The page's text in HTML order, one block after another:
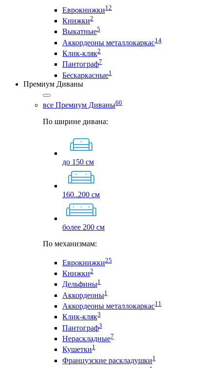
Еврокнижки12
Книжки2
Выкатные5
Аккордеоны металлокаркас14
Клик-кляк2
Пантограф7
Бескаркасные1
Премиум Диваны
все Премиум Диваны60
По ширине дивана:
до 150 см
160..200 см
более 200 см
По механизмам:
Еврокнижки25
Книжки2
Дельфины1
Аккордеоны1
Аккордеоны металлокаркас11
Клик-кляк3
Пантограф3
Нераскладные7
Кушетки1
Французские раскладушки1